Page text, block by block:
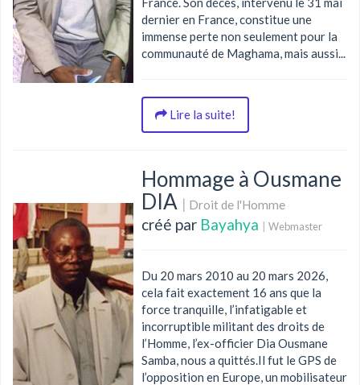
dernier en France, constitue une
immense perte non seulement pour la
communauté de Maghama, mais aussi...
Lire la suite!
Hommage à Ousmane
DIA | Droit de l'Homme
créé par Bayahya | Webmaster
Du 20 mars 2010 au 20 mars 2026,
cela fait exactement 16 ans que la
force tranquille, l’infatigable et
incorruptible militant des droits de
l’Homme, l’ex-officier Dia Ousmane
Samba, nous a quittés.Il fut le GPS de
l’opposition en Europe, un mobilisateur